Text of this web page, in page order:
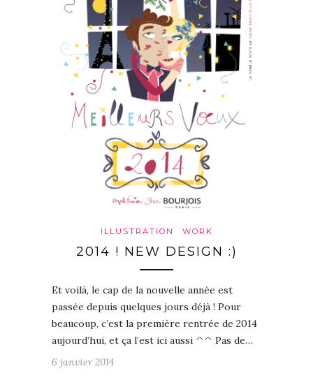
ILLUSTRATION WORK
2014 ! NEW DESIGN :)
Et voilà, le cap de la nouvelle année est
passée depuis quelques jours déjà ! Pour
beaucoup, c’est la première rentrée de 2014
aujourd’hui, et ça l’est ici aussi ^^ Pas de…
6 janvier 2014